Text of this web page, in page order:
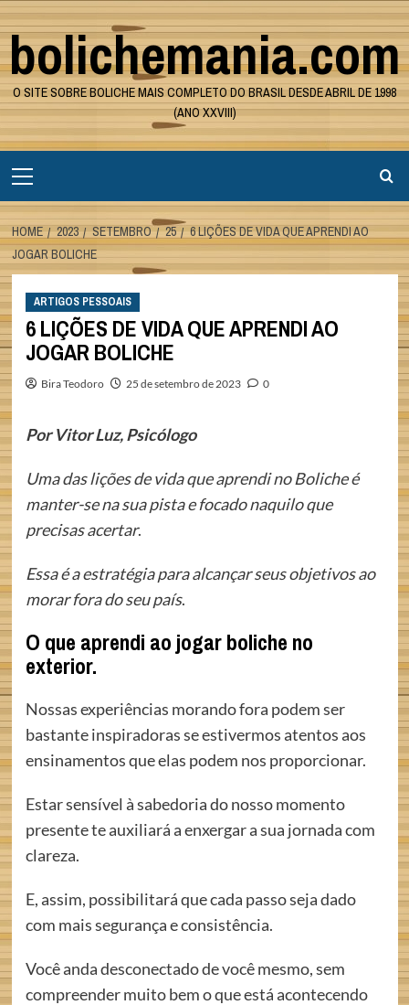
Skip
to
content
bolichemania.com
O SITE SOBRE BOLICHE MAIS COMPLETO DO BRASIL DESDE ABRIL DE 1998
(ANO XXVIII)
Menu
HOME 2023 SETEMBRO 25
6 LIÇÕES DE VIDA QUE APRENDI AO
JOGAR BOLICHE
ARTIGOS PESSOAIS
6 LIÇÕES DE VIDA QUE APRENDI AO
JOGAR BOLICHE
Bira Teodoro 25 de setembro de 2023 0
Por Vitor Luz, Psicólogo
Uma das lições de vida que aprendi no Boliche é
manter-se na sua pista e focado naquilo que
precisas acertar.
Essa é a estratégia para alcançar seus objetivos ao
morar fora do seu país.
O que aprendi ao jogar boliche no
exterior.
Nossas experiências morando fora podem ser
bastante inspiradoras se estivermos atentos aos
ensinamentos que elas podem nos proporcionar.
Estar sensível à sabedoria do nosso momento
presente te auxiliará a enxergar a sua jornada com
clareza.
E, assim, possibilitará que cada passo seja dado
com mais segurança e consistência.
Você anda desconectado de você mesmo, sem
compreender muito bem o que está acontecendo